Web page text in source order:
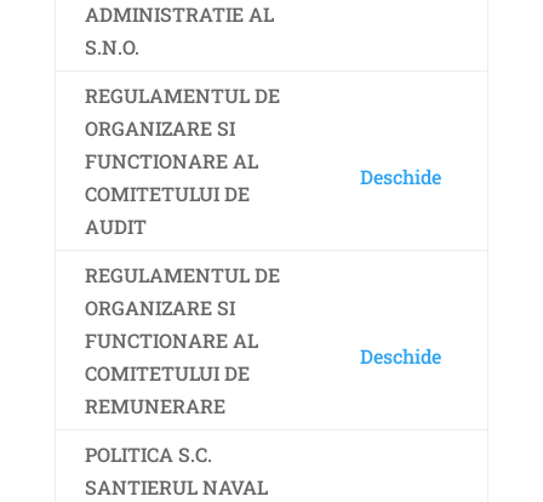
ADMINISTRATIE AL
S.N.O.
REGULAMENTUL DE
ORGANIZARE SI
FUNCTIONARE AL
COMITETULUI DE
AUDIT
Deschide
REGULAMENTUL DE
ORGANIZARE SI
FUNCTIONARE AL
COMITETULUI DE
REMUNERARE
Deschide
POLITICA S.C.
SANTIERUL NAVAL